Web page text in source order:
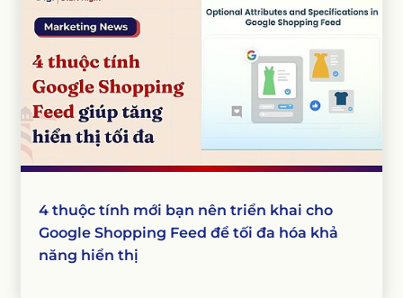
4 thuộc tính mới bạn nên triển khai cho
Google Shopping Feed để tối đa hóa khả
năng hiển thị